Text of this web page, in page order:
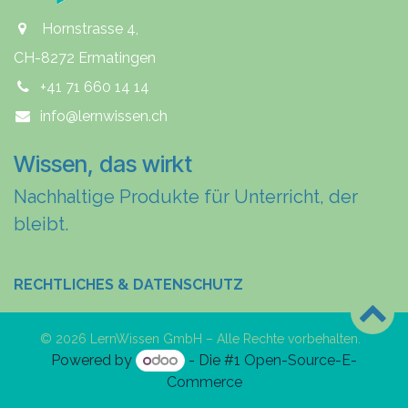
Hornstrasse 4,
CH-8272 Ermatingen
+41 71 660 14 14
info@lernwissen.ch
Wissen, das wirkt
Nachhaltige Produkte für Unterricht, der
bleibt.
RECHTLICHES & DATENSCHUTZ
© 2026 LernWissen GmbH – Alle Rechte vorbehalten.
Powered by - Die #1 Open-Source-E-
Commerce